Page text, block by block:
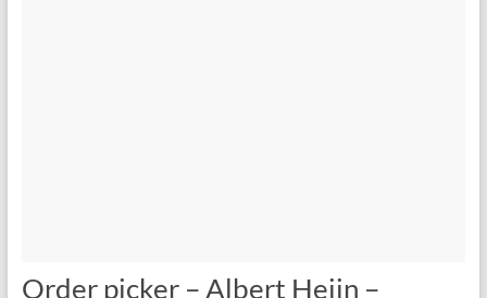
Order picker – Albert Heijn –